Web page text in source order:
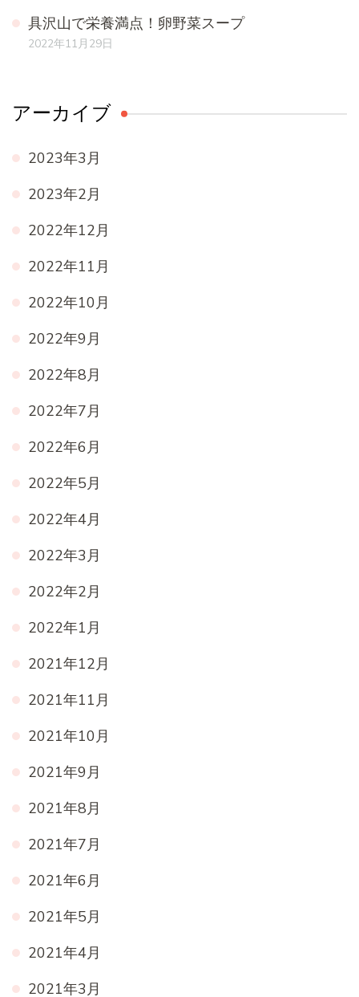
具沢山で栄養満点！卵野菜スープ
2022年11月29日
アーカイブ
2023年3月
2023年2月
2022年12月
2022年11月
2022年10月
2022年9月
2022年8月
2022年7月
2022年6月
2022年5月
2022年4月
2022年3月
2022年2月
2022年1月
2021年12月
2021年11月
2021年10月
2021年9月
2021年8月
2021年7月
2021年6月
2021年5月
2021年4月
2021年3月